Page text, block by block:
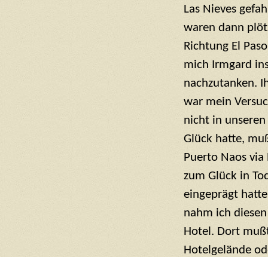
Las Nieves
waren dann
Richtung El
mich Irmgard
nachzutanken.
war mein
nicht in unseren
Glück hatte,
Puerto Naos via
zum Glück in
eingeprägt
nahm ich
Hotel. Dort
Hotelgelände